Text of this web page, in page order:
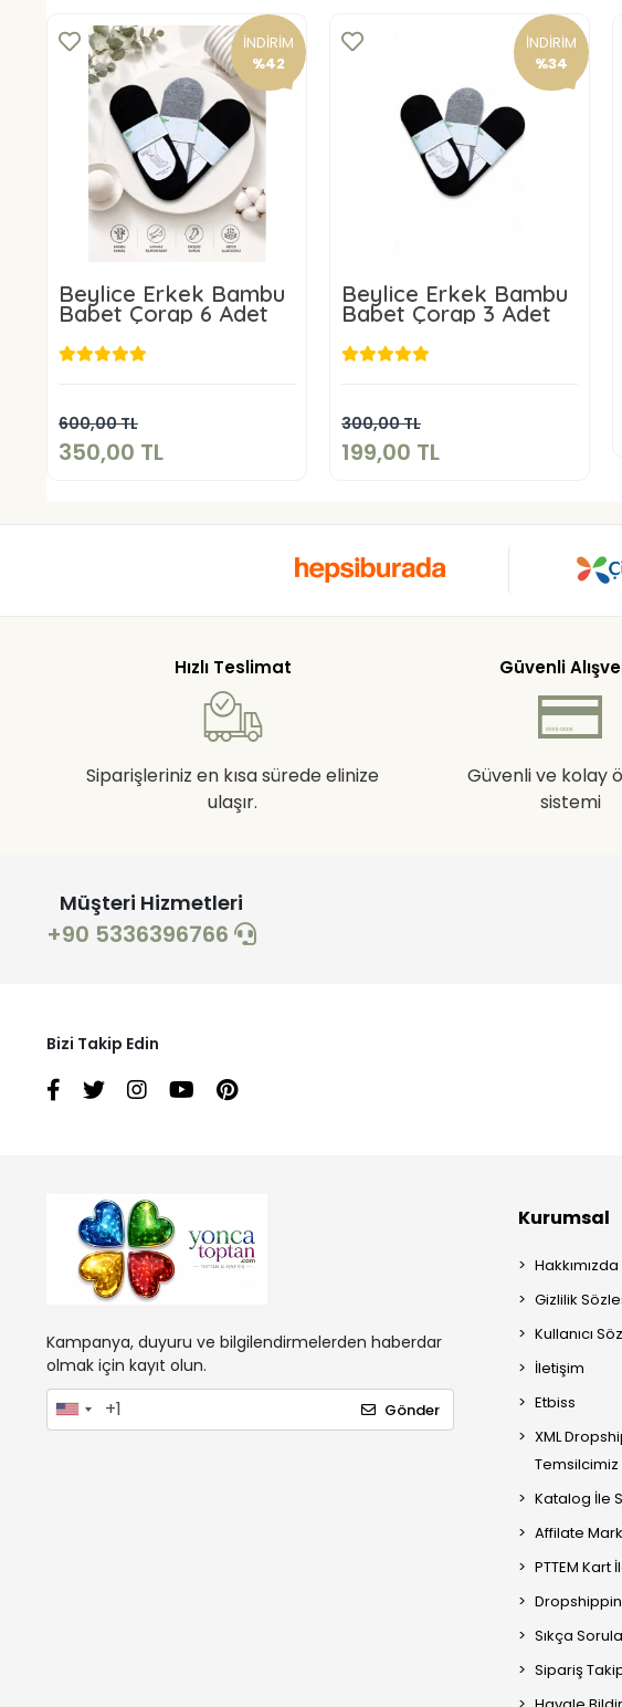
İNDİRİM
%42
Beylice Erkek Bambu
Babet Çorap 6 Adet
600,00 TL
350,00 TL
İNDİRİM
%34
Beylice Erkek Bambu
Babet Çorap 3 Adet
300,00 TL
199,00 TL
Hızlı Teslimat
Siparişleriniz en kısa sürede elinize
ulaşır.
Güvenli
Güvenli ve kolay
sistemi
Müşteri Hizmetleri
+90 5336396766
Bizi Takip Edin
Kampanya, duyuru ve bilgilendirmelerden haberdar
olmak için kayıt olun.
Gönder
Kurumsal
Hakkımızda
Gizlilik
Kullanıcı
İletişim
Etbiss
XML
Temsilcimiz
Katalog İle
Affilate
PTTEM Kart
Sıkça
Sipariş